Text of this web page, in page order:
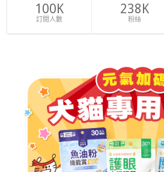
100K
訂閱人數
238K
粉絲